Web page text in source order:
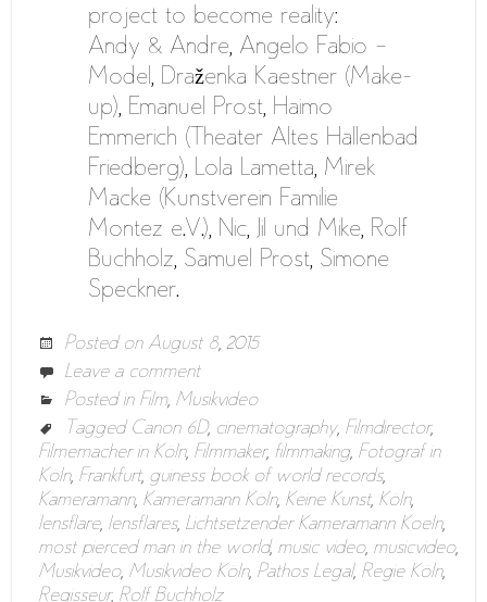
project to become reality:
Andy & Andre, Angelo Fabio –
Model, Draženka Kaestner (Make-
up), Emanuel Prost, Haimo
Emmerich (Theater Altes Hallenbad
Friedberg), Lola Lametta, Mirek
Macke (Kunstverein Familie
Montez e.V.), Nic, Jil und Mike, Rolf
Buchholz, Samuel Prost, Simone
Speckner.
Posted on August 8, 2015
Leave a comment
Posted in Film, Musikvideo
Tagged Canon 6D, cinematography, Filmdirector,
Filmemacher in Köln, Filmmaker, filmmaking, Fotograf in
Köln, Frankfurt, guiness book of world records,
Kameramann, Kameramann Köln, Keine Kunst, Köln,
lensflare, lensflares, Lichtsetzender Kameramann Koeln,
most pierced man in the world, music video, musicvideo,
Musikvideo, Musikvideo Köln, Pathos Legal, Regie Köln,
Regisseur, Rolf Buchholz